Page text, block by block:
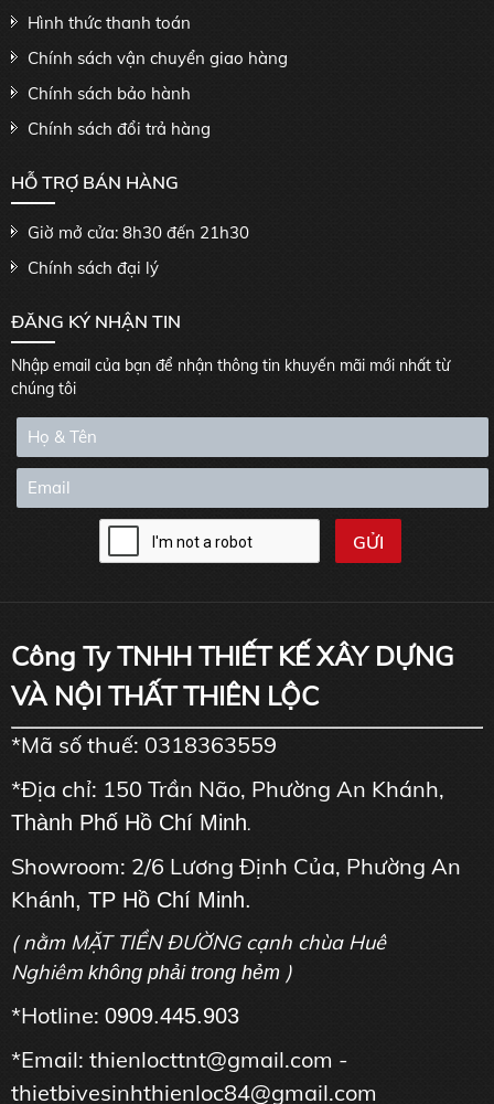
Hình thức thanh toán
Chính sách vận chuyển giao hàng
Chính sách bảo hành
Chính sách đổi trả hàng
HỖ TRỢ BÁN HÀNG
Giờ mở cửa: 8h30 đến 21h30
Chính sách đại lý
ĐĂNG KÝ NHẬN TIN
Nhập email của bạn để nhận thông tin khuyến mãi mới nhất từ
chúng tôi
Công Ty TNHH THIẾT KẾ XÂY DỰNG
VÀ NỘI THẤT THIÊN LỘC
*Mã số thuế: 0318363559
*Địa chỉ: 150 Trần Não, Phường An Khánh,
Thành Phố Hồ Chí Minh.
Showroom: 2/6 Lương Định Của, Phường An
Khánh, TP Hồ Chí Minh.
( nằm MẶT TIỀN ĐƯỜNG cạnh chùa Huê
Nghiêm không phải trong hẻm )
*Hotline: 0909.445.903
*Email: thienlocttnt@gmail.com -
thietbivesinhthienloc84@gmail.com